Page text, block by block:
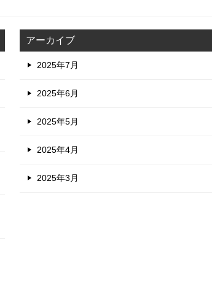
アーカイブ
2025年7月
2025年6月
2025年5月
2025年4月
2025年3月